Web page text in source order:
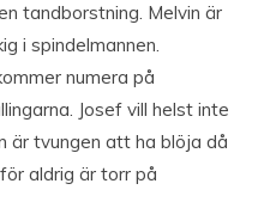
tandborstning. Melvin är
i spindelmannen.
numera på
Josef vill helst inte
är tvungen att ha blöja då
aldrig är torr på